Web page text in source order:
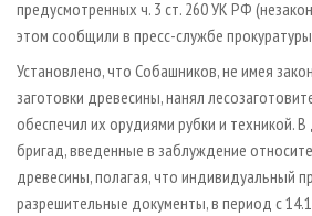
БИОЭНЕРГЕТИКА
ИНСТРУМЕНТ И МАТЕРИАЛЫ
RUSSIAN FORESTRY REVIEW
БИБЛИОТЕКА СПЕЦИАЛИСТА
предусмотренных ч. 3 ст. 260 УК РФ
этом сообщили в пресс-службе
Установлено, что Собашников, не имея
заготовки древесины, нанял
обеспечил их орудиями рубки и техникой.
бригад, введенные в заблуждение
древесины, полагая, что индивидуальный
разрешительные документы, в период с